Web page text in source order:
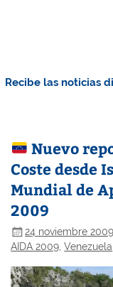
Recibe las noticias
Nuevo
Coste desde
Mundial de
2009
24 noviembre 2009
AIDA 2009,Venezuela